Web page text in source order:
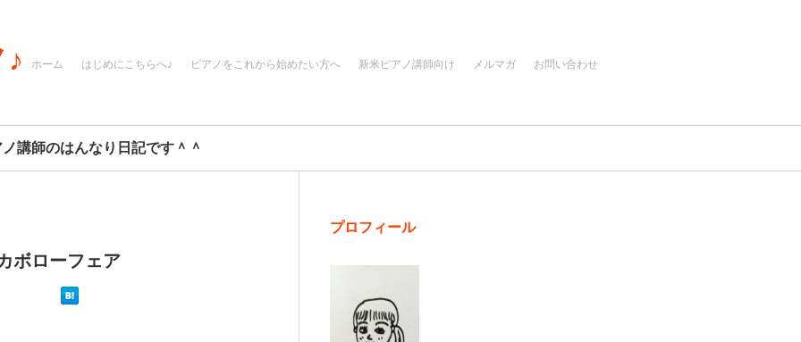
ホーム はじめにこちらへ♪ ピアノをこれから始めたい方へ 新米ピアノ講師向け メルマガ お問い合わせ
講師のはんなり日記です＾＾
ボローフェア
プロフィール